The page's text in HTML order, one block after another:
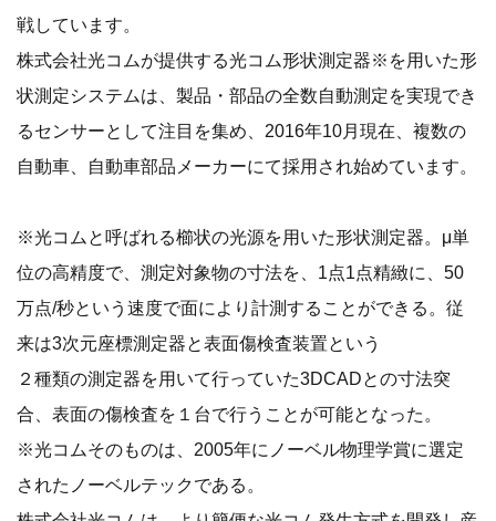
戦しています。
株式会社光コムが提供する光コム形状測定器※を用いた形
状測定システムは、製品・部品の全数自動測定を実現でき
るセンサーとして注目を集め、2016年10月現在、複数の
自動車、自動車部品メーカーにて採用され始めています。
※光コムと呼ばれる櫛状の光源を用いた形状測定器。μ単
位の高精度で、測定対象物の寸法を、1点1点精緻に、50
万点/秒という速度で面により計測することができる。従
来は3次元座標測定器と表面傷検査装置という
２種類の測定器を用いて行っていた3DCADとの寸法突
合、表面の傷検査を１台で行うことが可能となった。
※光コムそのものは、2005年にノーベル物理学賞に選定
されたノーベルテックである。